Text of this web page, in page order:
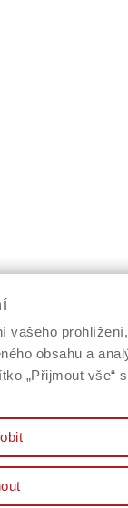
vašeho prohlížení,
obsahu a
„Přijmout vše“